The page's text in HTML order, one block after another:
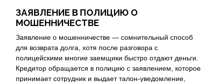
ЗАЯВЛЕНИЕ В ПОЛИЦИЮ О
МОШЕННИЧЕСТВЕ
Заявление о мошенничестве — сомнительный способ
для возврата долга, хотя после разговора с
полицейскими многие заемщики быстро отдают деньги.
Кредитор обращается в полицию с заявлением, которое
принимает сотрудник и выдает талон-уведомление,